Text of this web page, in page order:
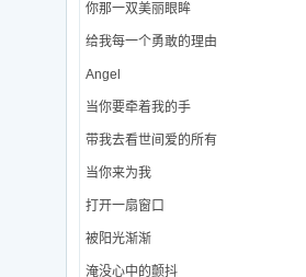
你那一双美丽眼眸
给我每一个勇敢的理由
Angel
当你要牵着我的手
带我去看世间爱的所有
当你来为我
打开一扇窗口
被阳光渐渐
淹没心中的颤抖